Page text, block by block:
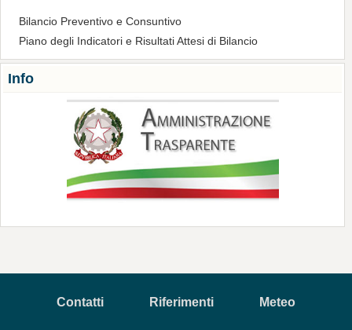
Bilancio Preventivo e Consuntivo
Piano degli Indicatori e Risultati Attesi di Bilancio
Info
Contatti Riferimenti Meteo